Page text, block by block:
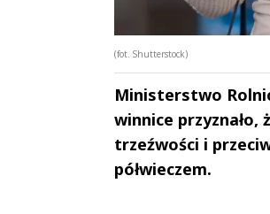
(fot. Shutterstock)
Ministerstwo
winnice
trzeźwości i
półwieczem.